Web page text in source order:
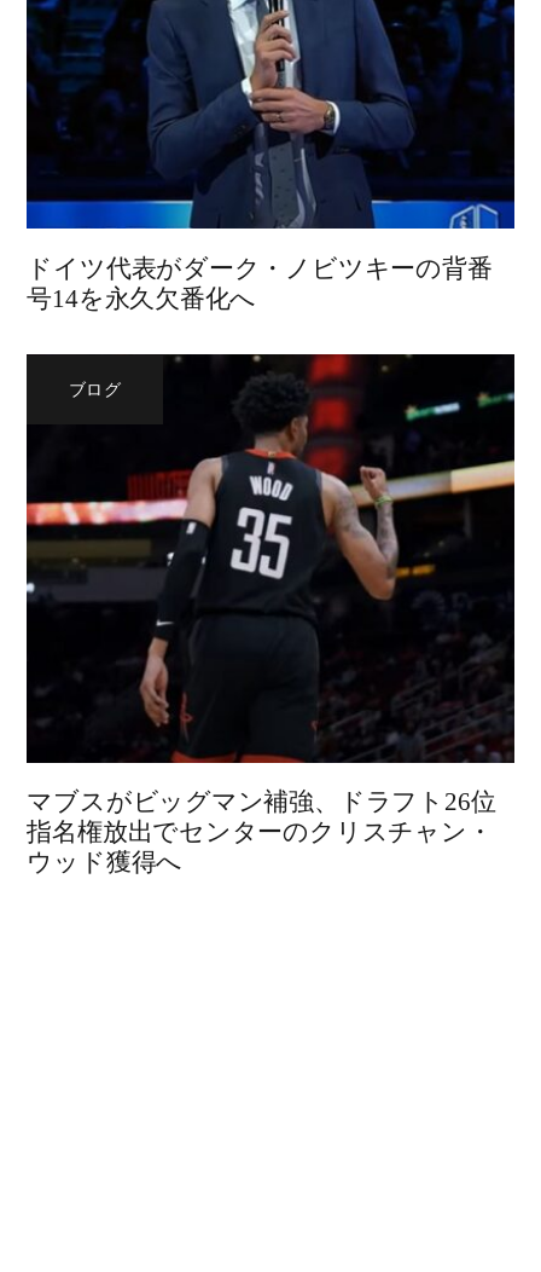
ドイツ代表がダーク・ノビツキーの背番
号14を永久欠番化へ
ブログ
マブスがビッグマン補強、ドラフト26位
指名権放出でセンターのクリスチャン・
ウッド獲得へ